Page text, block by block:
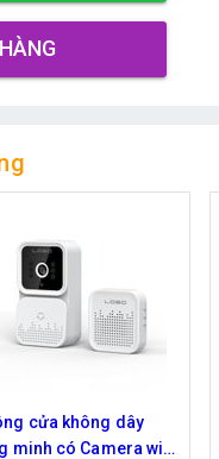
cửa không dây
minh có Camera wifi